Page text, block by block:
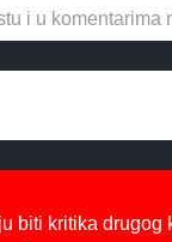
i u
biti kritika